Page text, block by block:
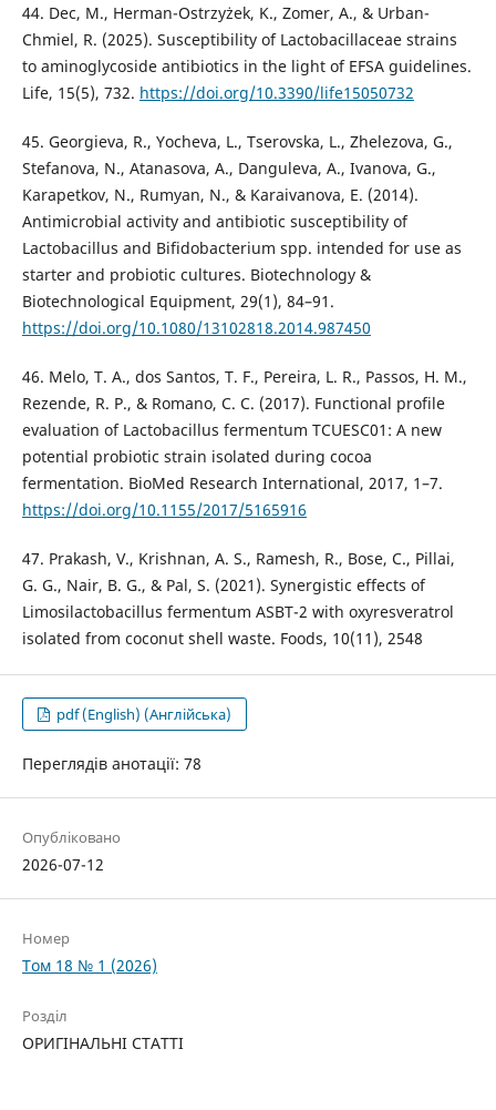
44. Dec, M., Herman-Ostrzyżek, K., Zomer, A., & Urban-
Chmiel, R. (2025). Susceptibility of Lactobacillaceae strains
to aminoglycoside antibiotics in the light of EFSA guidelines.
Life, 15(5), 732. https://doi.org/10.3390/life15050732
45. Georgieva, R., Yocheva, L., Tserovska, L., Zhelezova, G.,
Stefanova, N., Atanasova, A., Danguleva, A., Ivanova, G.,
Karapetkov, N., Rumyan, N., & Karaivanova, E. (2014).
Antimicrobial activity and antibiotic susceptibility of
Lactobacillus and Bifidobacterium spp. intended for use as
starter and probiotic cultures. Biotechnology &
Biotechnological Equipment, 29(1), 84–91.
https://doi.org/10.1080/13102818.2014.987450
46. Melo, T. A., dos Santos, T. F., Pereira, L. R., Passos, H. M.,
Rezende, R. P., & Romano, C. C. (2017). Functional profile
evaluation of Lactobacillus fermentum TCUESC01: A new
potential probiotic strain isolated during cocoa
fermentation. BioMed Research International, 2017, 1–7.
https://doi.org/10.1155/2017/5165916
47. Prakash, V., Krishnan, A. S., Ramesh, R., Bose, C., Pillai,
G. G., Nair, B. G., & Pal, S. (2021). Synergistic effects of
Limosilactobacillus fermentum ASBT-2 with oxyresveratrol
isolated from coconut shell waste. Foods, 10(11), 2548
pdf (English) (Англійська)
Переглядів анотації: 78
Опубліковано
2026-07-12
Номер
Том 18 № 1 (2026)
Розділ
ОРИГІНАЛЬНІ СТАТТІ